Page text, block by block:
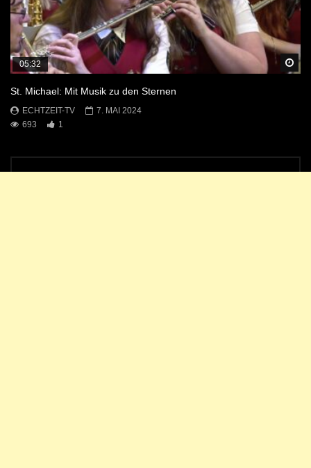
05:32
St. Michael: Mit Musik zu den Sternen
ECHTZEIT-TV
7. MAI 2024
693
1